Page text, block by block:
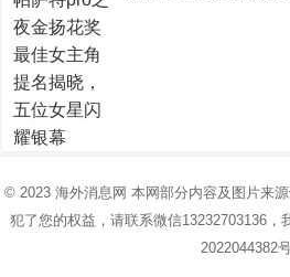
© 2023 海外消息网 本网部分内容及图片来
犯了您的权益，请联系微信13232703136
2022044382